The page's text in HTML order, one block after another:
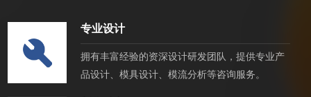
专业设计
拥有丰富经验的资深设计研发团队，提供专业产
品设计、模具设计、模流分析等咨询服务。